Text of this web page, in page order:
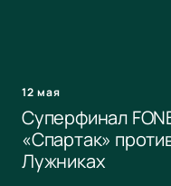
12 мая
Суперфинал
«Спартак»
Лужниках